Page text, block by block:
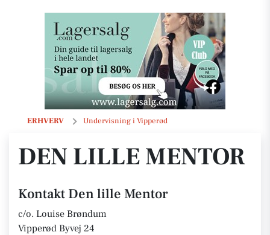
ERHVERV Undervisning i Vipperød
Den lille Mentor
DEN LILLE MENTOR
Kontakt Den lille Mentor
c/o. Louise Brøndum
Vipperød Byvej 24